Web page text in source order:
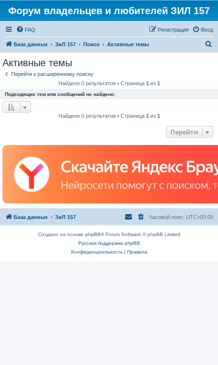
Форум владельцев и любителей ЗИЛ 157
FAQ Вход
Регистрация
База данных ЗиЛ 157 Поиск Активные темы
Активные темы
Перейти к расширенному поиску
Найдено 0 результатов • Страница 1 из 1
Подходящих тем или сообщений не найдено.
Найдено 0 результатов • Страница 1 из 1
Перейти
База данных ЗиЛ 157 Часовой пояс: UTC+03:00
Создано на основе phpBB® Forum Software © phpBB Limited
Русская поддержка phpBB
Конфиденциальность| Правила